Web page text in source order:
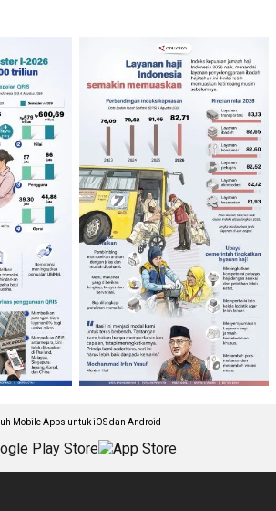
Mobile Apps untuk iOS dan Android